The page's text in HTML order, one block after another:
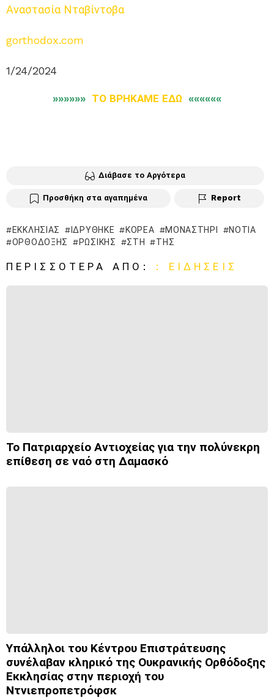
Αναστασία Νταβίντοβα
gorthodox.com
1/24/2024
»»»»»» ΤΟ ΒΡΗΚΑΜΕ ΕΔΩ ««««««
Διάβασε το Αργότερα
Προσθήκη στα αγαπημένα Report
ΕΚΚΛΗΣΊΑΣ ΙΔΡΎΘΗΚΕ ΚΟΡΈΑ ΜΟΝΑΣΤΉΡΙ
ΝΌΤΙΑ
ΟΡΘΌΔΟΞΗΣ
ΡΩΣΙΚΉΣ ΣΤΗ ΤΗΣ
ΠΕΡΙΣΣΌΤΕΡΑ ΑΠΌ: : ΕΙΔΉΣΕΙΣ
Το Πατριαρχείο Αντιοχείας για την πολύνεκρη
επίθεση σε ναό στη Δαμασκό
Υπάλληλοι του Κέντρου Επιστράτευσης
συνέλαβαν κληρικό της Ουκρανικής Ορθόδοξης
Εκκλησίας στην περιοχή του
Ντνιεπροπετρόφσκ